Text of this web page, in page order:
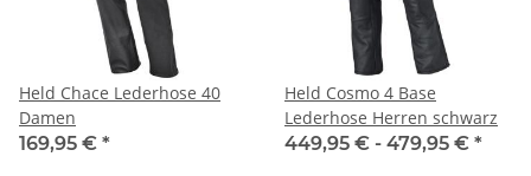
Held Chace Lederhose 40
Damen
169,95 € *
Held Cosmo 4 Base
Lederhose Herren schwarz
449,95 € - 479,95 € *